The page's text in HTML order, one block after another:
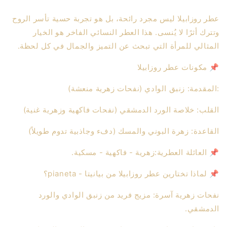
عطر روزابيلا ليس مجرد رائحة، بل هو تجربة حسية تأسر الروح
وتترك أثرًا لا يُنسى. هذا العطر النسائي الفاخر هو الخيار
المثالي للمرأة التي تبحث عن التميز والجمال في كل لحظة.
📌 مكونات عطر روزابيلا
:المقدمة: زنبق الوادي (نفحات زهرية منعشة)
القلب: خلاصة الورد الدمشقي (نفحات فاكهية وزهرية غنية)
القاعدة: زهرة البوني والمسك (دفء وجاذبية تدوم طويلاً)
📌 العائلة العطرية:زهرية - فاكهية - مسكية.
📌 لماذا تختارين عطر روزابيلا من بيانيتا - pianeta؟
نفحات زهرية آسرة: مزيج فريد من زنبق الوادي والورد
الدمشقي.